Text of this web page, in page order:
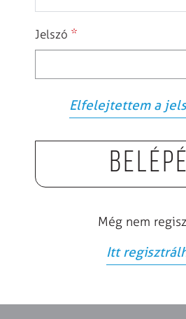
Jelszó *
Elfelejtettem a
Még nem
Itt